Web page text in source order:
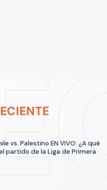
vs. Palestino EN VIVO: ¿A qué
partido de la Liga de Primera